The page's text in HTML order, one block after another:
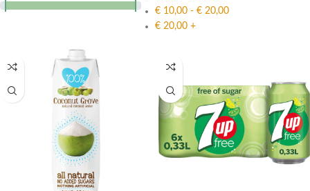
€ 10,00 - € 20,00
€ 20,00 +